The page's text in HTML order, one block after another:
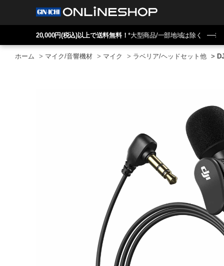
20,000円(税込)以上で送料無料！*大型商品/一部地域は除く
ホーム > マイク/音響機材 > マイク > ラベリア/ヘッドセット他 >